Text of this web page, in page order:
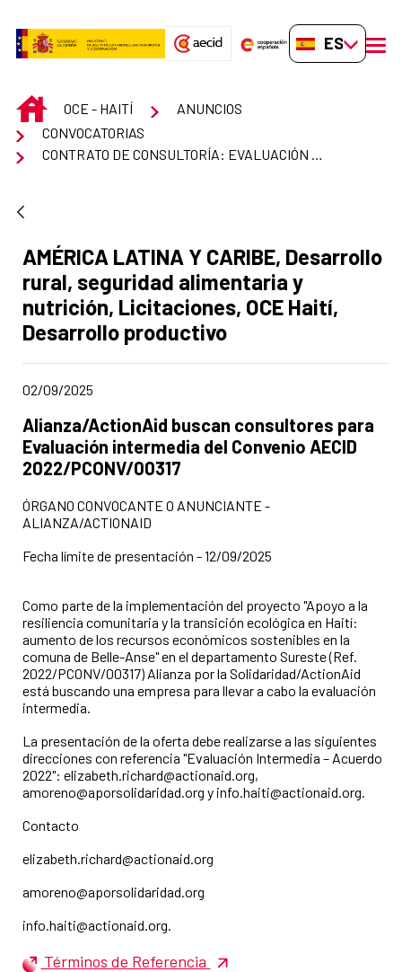
ES-ES
INICIOOCE - HAITÍ
ANUNCIOS
CONVOCATORIAS
Apartado del anuncio:
AMÉRICA LATINA Y CARIBE, Desarrollo
rural, seguridad alimentaria y
nutrición, Licitaciones, OCE Haití,
Desarrollo productivo
Fecha de publicación de la noticia
02/09/2025
Título del anuncio:
Alianza/ActionAid buscan consultores para
Evaluación intermedia del Convenio AECID
2022/PCONV/00317
ÓRGANO CONVOCANTE O ANUNCIANTE -
ALIANZA/ACTIONAID
Fecha límite de presentación - 12/09/2025
Como parte de la implementación del proyecto "Apoyo a la
resiliencia comunitaria y la transición ecológica en Haití:
aumento de los recursos económicos sostenibles en la
comuna de Belle-Anse" en el departamento Sureste (Ref.
2022/PCONV/00317) Alianza por la Solidaridad/ActionAid
está buscando una empresa para llevar a cabo la evaluación
intermedia.
La presentación de la oferta debe realizarse a las siguientes
direcciones con referencia "Evaluación Intermedia – Acuerdo
2022": elizabeth.richard@actionaid.org,
amoreno@aporsolidaridad.org y info.haiti@actionaid.org.
Contacto
elizabeth.richard@actionaid.org
amoreno@aporsolidaridad.org
info.haiti@actionaid.org.
Términos de Referencia